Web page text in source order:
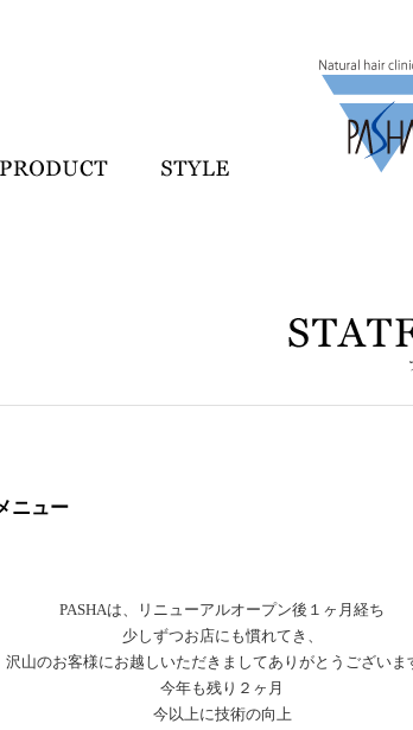
ニュー
PASHAは、リニューアルオープン後１ヶ月経ち
少しずつお店にも慣れてき、
沢山のお客様にお越しいただきましてありがとうございま
今年も残り２ヶ月
今以上に技術の向上